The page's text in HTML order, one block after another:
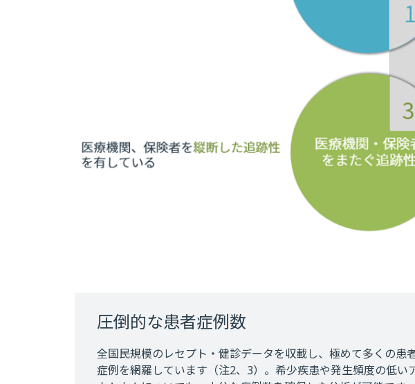
圧倒的な患者症例数
全国民規模のレセプト・健診データを収載し、極めて多くの患
症例を網羅しています（注2、3）。希少疾患や発生頻度の低い